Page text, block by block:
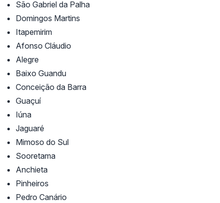
São Gabriel da Palha
Domingos Martins
Itapemirim
Afonso Cláudio
Alegre
Baixo Guandu
Conceição da Barra
Guaçuí
Iúna
Jaguaré
Mimoso do Sul
Sooretama
Anchieta
Pinheiros
Pedro Canário